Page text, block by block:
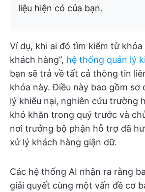
liệu hiện có của bạn.
Ví dụ, khi ai đó tìm kiếm từ khóa
khách hàng”, hệ thống quản lý
bạn sẽ trả về tất cả thông tin
khóa này. Điều này bao gồm sơ
lý khiếu nại, nghiên cứu trường
khó khăn trong quý trước và
nơi trưởng bộ phận hỗ trợ đã
xử lý khách hàng giận dữ.
Các hệ thống AI nhận ra rằng
giải quyết cùng một vấn đề cơ